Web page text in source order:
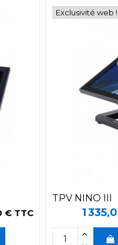
€ TTC
Exclusivité web !
TPV NINO III
1